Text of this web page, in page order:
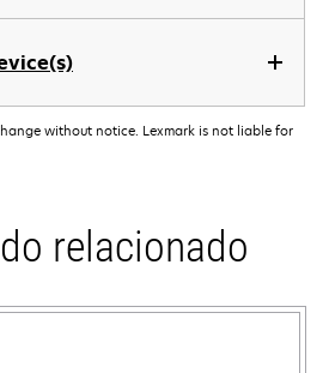
without notice. Lexmark is not liable for
relacionado